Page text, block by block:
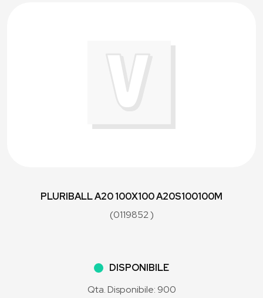
PLURIBALL A20 100X100 A20S100100M
(0119852 )
DISPONIBILE
Qta. Disponibile: 900